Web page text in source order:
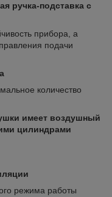
ручка-подставка с
прибора, а
подачи
количество
имеет воздушный
цилиндрами
режима работы